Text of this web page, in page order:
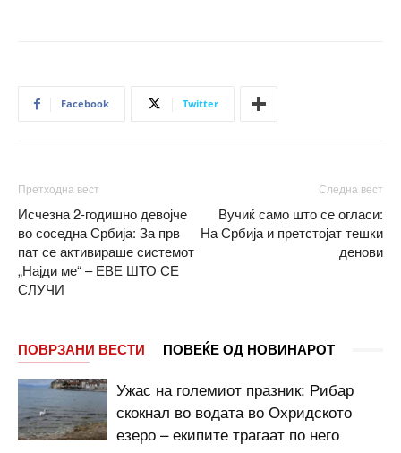
Facebook Twitter
Претходна вест
Исчезна 2-годишно девојче
во соседна Србија: За прв
пат се активираше системот
„Најди ме“ – ЕВЕ ШТО СЕ
СЛУЧИ
Следна вест
Вучиќ само што се огласи:
На Србија и претстојат тешки
денови
ПОВРЗАНИ ВЕСТИ ПОВЕЌЕ ОД НОВИНАРОТ
Ужас на големиот празник: Рибар
скокнал во водата во Охридското
езеро – екипите трагаат по него